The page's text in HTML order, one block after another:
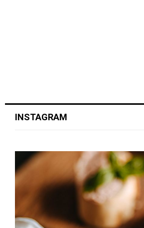
INSTAGRAM